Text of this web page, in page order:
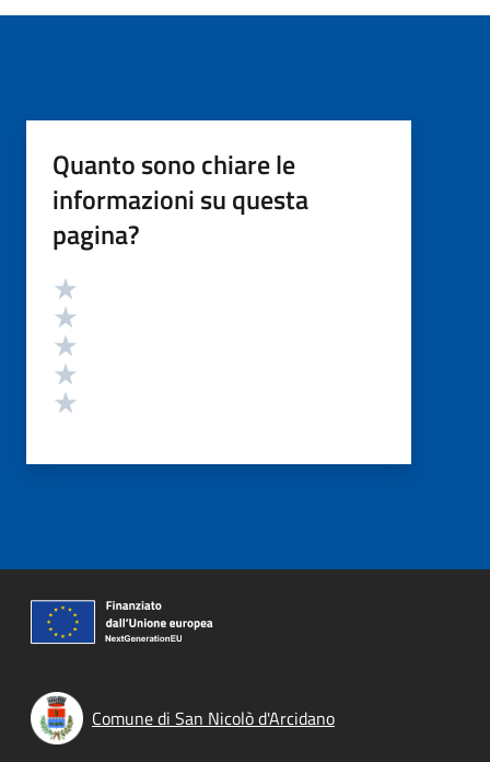
Quanto sono chiare le
informazioni su questa
pagina?
Valutazione
Comune di San Nicolò d'Arcidano